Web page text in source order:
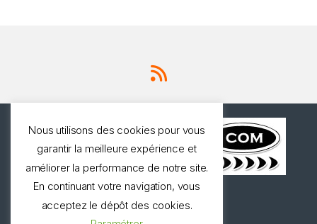
nous!
Nous utilisons des cookies pour vous
garantir la meilleure expérience et
améliorer la performance de notre site.
En continuant votre navigation, vous
acceptez le dépôt des cookies.